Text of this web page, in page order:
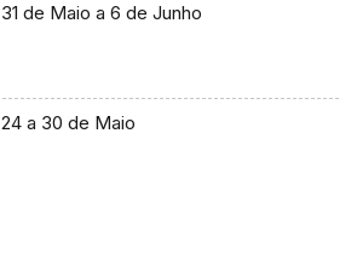
31 de Maio a 6 de Junho
24 a 30 de Maio